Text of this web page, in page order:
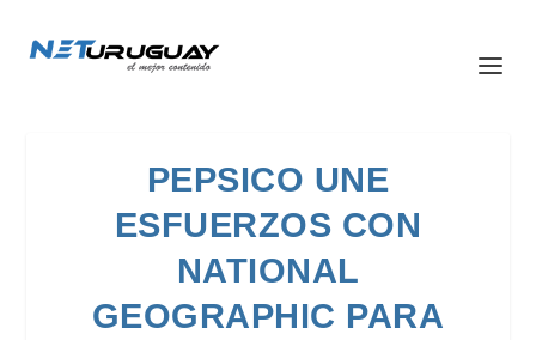
PEPSICO UNE
ESFUERZOS CON
NATIONAL
GEOGRAPHIC PARA